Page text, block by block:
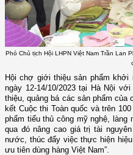
Phó Chủ tịch Hội LHPN Việt Nam Trần Lan
Hội chợ giới thiệu sản phẩm khởi
ngày 12-14/10/2023 tại Hà Nội
thiệu, quảng bá các sản phẩm
kết Cuộc thi Toàn quốc và trên
phẩm tiểu thủ công mỹ nghệ, làng
qua đó nâng cao giá trị tài
nước, thúc đẩy việc thực hiện
ưu tiên dùng hàng Việt Nam”.